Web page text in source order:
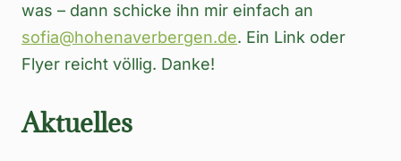
was – dann schicke ihn mir einfach an
sofia@hohenaverbergen.de. Ein Link oder
Flyer reicht völlig. Danke!
Aktuelles